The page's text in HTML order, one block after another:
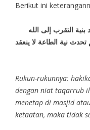
Berikut ini
التقرب إلى الله
نية الطاعة لا ينعقد
Rukun-rukunnya:
dengan niat taqarrub
menetap di masjid
ketaatan, maka tidak